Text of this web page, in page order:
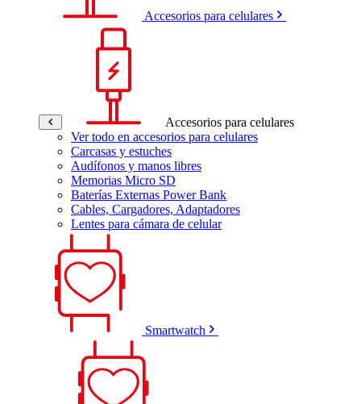
Accesorios para celulares
Accesorios para celulares
Ver todo en accesorios para celulares
Carcasas y estuches
Audífonos y manos libres
Memorias Micro SD
Baterías Externas Power Bank
Cables, Cargadores, Adaptadores
Lentes para cámara de celular
Smartwatch